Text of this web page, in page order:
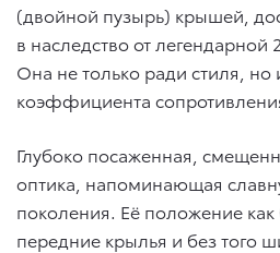
(двойной пузырь) крышей,
в наследство от легендарной
Она не только ради стиля, но
коэффициента
Глубоко посаженная,
оптика, напоминающая
поколения. Её положение
передние крылья и без того